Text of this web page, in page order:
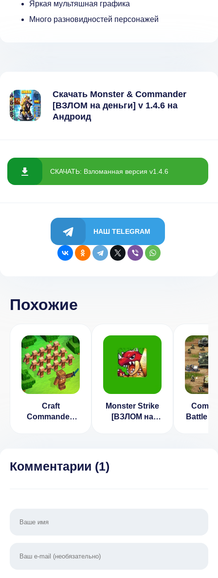
Яркая мультяшная графика
Много разновидностей персонажей
Скачать Monster & Commander
[ВЗЛОМ на деньги] v 1.4.6 на
Андроид
СКАЧАТЬ: Взломанная версия v1.4.6
НАШ TELEGRAM
Похожие
Craft
Commander:
Monster Strike
[ВЗЛОМ на
Battle
Комментарии (1)